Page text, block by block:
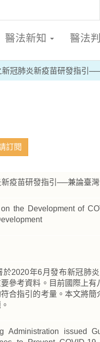
醫法新知 醫法
新冠肺炎新疫苗研發指引
訂閱
新疫苗研發指引──兼論臺
the Development of
於2020年6月發布新冠肺
參考資料。目前國際上
合指引的考量。本文將
Administration issued